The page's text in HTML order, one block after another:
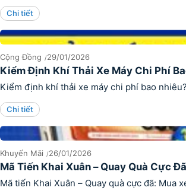
Chi tiết
Cộng Đồng 29/01/2026
Kiểm Định Khí Thải Xe Máy Chi Phí
Kiểm định khí thải xe máy chi phí bao
Chi tiết
Khuyến Mãi 26/01/2026
Mã Tiến Khai Xuân – Quay Quà Cực
Mã tiến Khai Xuân – Quay quà cực đã: